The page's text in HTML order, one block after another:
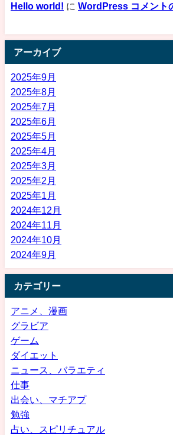
Hello world! に WordPress コメント
アーカイブ
2025年9月
2025年8月
2025年7月
2025年6月
2025年5月
2025年4月
2025年3月
2025年2月
2025年1月
2024年12月
2024年11月
2024年10月
2024年9月
カテゴリー
アニメ、漫画
グラビア
ゲーム
ダイエット
ニュース、バラエティ
仕事
出会い、マチアプ
勉強
占い、スピリチュアル